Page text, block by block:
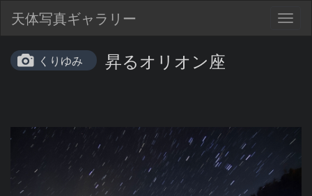
天体写真ギャラリー
くりゆみ 昇るオリオン座